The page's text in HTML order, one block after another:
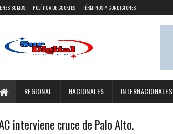
SOMOS POLÍTICA DE COOKIES TÉRMINOS Y CONDICIONES
REGIONAL NACIONALES INTERNACIONALES
interviene cruce de Palo Alto.